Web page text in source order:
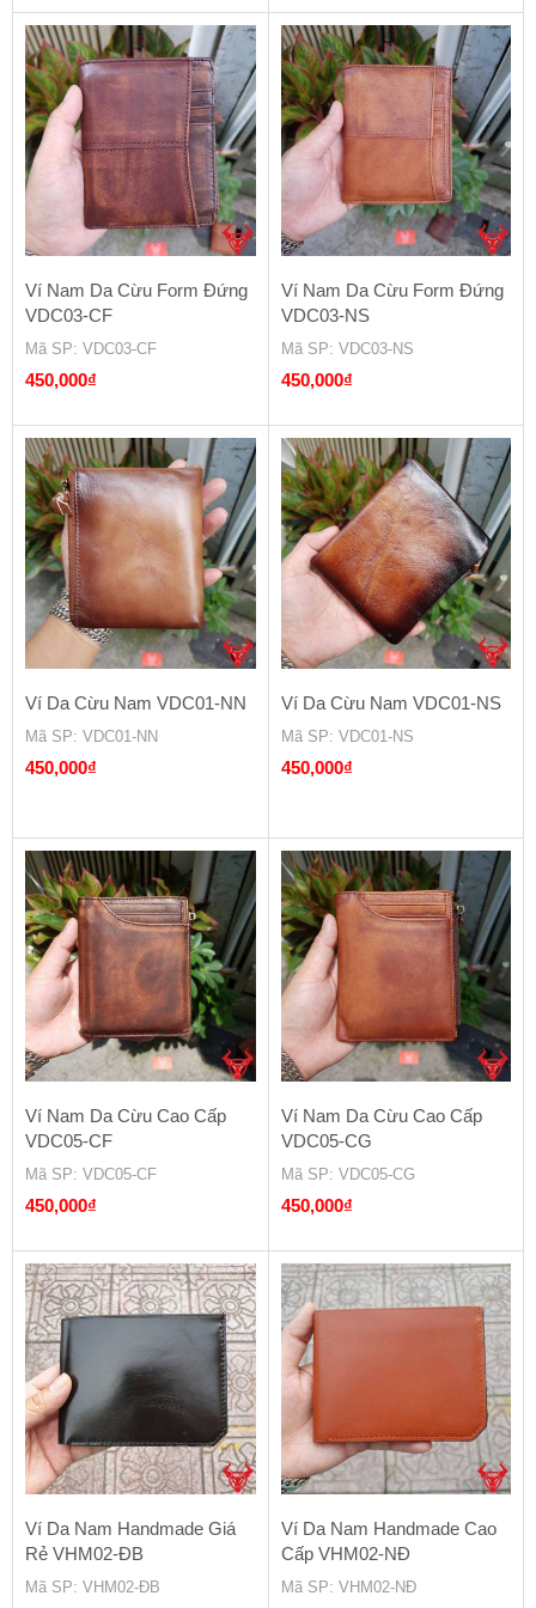
Ví Nam Da Cừu Form Đứng
VDC03-CF
Mã SP: VDC03-CF
450,000₫
Ví Nam Da Cừu Form Đứng
VDC03-NS
Mã SP: VDC03-NS
450,000₫
Ví Da Cừu Nam VDC01-NN
Mã SP: VDC01-NN
450,000₫
Ví Da Cừu Nam VDC01-NS
Mã SP: VDC01-NS
450,000₫
Ví Nam Da Cừu Cao Cấp
VDC05-CF
Mã SP: VDC05-CF
450,000₫
Ví Nam Da Cừu Cao Cấp
VDC05-CG
Mã SP: VDC05-CG
450,000₫
Ví Da Nam Handmade Giá
Rẻ VHM02-ĐB
Mã SP: VHM02-ĐB
Ví Da Nam Handmade Cao
Cấp VHM02-NĐ
Mã SP: VHM02-NĐ